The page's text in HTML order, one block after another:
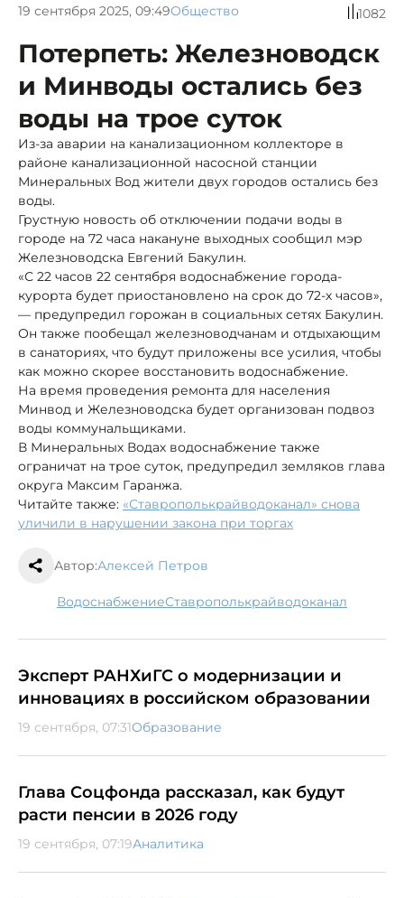
19 сентября 2025, 09:49Общество 1082
Потерпеть: Железноводск
и Минводы остались без
воды на трое суток
Из-за аварии на канализационном коллекторе в
районе канализационной насосной станции
Минеральных Вод жители двух городов остались без
воды.
Грустную новость об отключении подачи воды в
городе на 72 часа накануне выходных сообщил мэр
Железноводска Евгений Бакулин.
«С 22 часов 22 сентября водоснабжение города-
курорта будет приостановлено на срок до 72-х часов»,
— предупредил горожан в социальных сетях Бакулин.
Он также пообещал железноводчанам и отдыхающим
в санаториях, что будут приложены все усилия, чтобы
как можно скорее восстановить водоснабжение.
На время проведения ремонта для населения
Минвод и Железноводска будет организован подвоз
воды коммунальщиками.
В Минеральных Водах водоснабжение также
ограничат на трое суток, предупредил земляков глава
округа Максим Гаранжа.
Читайте также: «Ставрополькрайводоканал» снова
уличили в нарушении закона при торгах
Автор:Алексей Петров
водоснабжение Ставрополькрайводоканал
Эксперт РАНХиГС о модернизации и
инновациях в российском образовании
19 сентября, 07:31Образование
Глава Соцфонда рассказал, как будут
расти пенсии в 2026 году
19 сентября, 07:19Аналитика